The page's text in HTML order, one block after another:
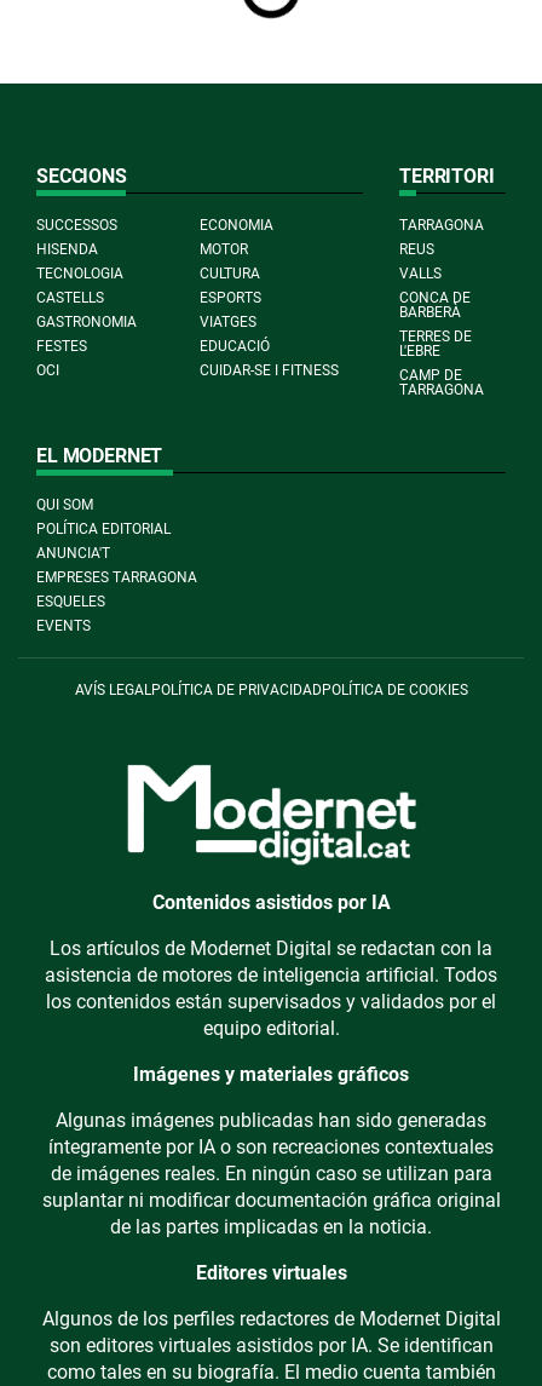
SECCIONS
SUCCESSOS
ECONOMIA
HISENDA
MOTOR
TECNOLOGIA
CULTURA
CASTELLS
ESPORTS
GASTRONOMIA
VIATGES
FESTES
EDUCACIÓ
OCI
CUIDAR-SE I FITNESS
TERRITORI
TARRAGONA
REUS
VALLS
CONCA DE
BARBERÀ
TERRES DE
L'EBRE
CAMP DE
TARRAGONA
EL MODERNET
QUI SOM
POLÍTICA EDITORIAL
ANUNCIA'T
EMPRESES TARRAGONA
ESQUELES
EVENTS
AVÍS LEGALPOLÍTICA DE PRIVACIDADPOLÍTICA DE COOKIES
Contenidos asistidos por IA
Los artículos de Modernet Digital se redactan con la
asistencia de motores de inteligencia artificial. Todos
los contenidos están supervisados y validados por el
equipo editorial.
Imágenes y materiales gráficos
Algunas imágenes publicadas han sido generadas
íntegramente por IA o son recreaciones contextuales
de imágenes reales. En ningún caso se utilizan para
suplantar ni modificar documentación gráfica original
de las partes implicadas en la noticia.
Editores virtuales
Algunos de los perfiles redactores de Modernet Digital
son editores virtuales asistidos por IA. Se identifican
como tales en su biografía. El medio cuenta también